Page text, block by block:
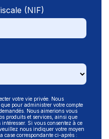
(NIF)
votre vie privée. Nous
pour administrer votre compte
Nous aimerions vous
produits et services, ainsi que
Si vous consentez à ce
nous indiquer votre moyen
case correspondante ci-après :